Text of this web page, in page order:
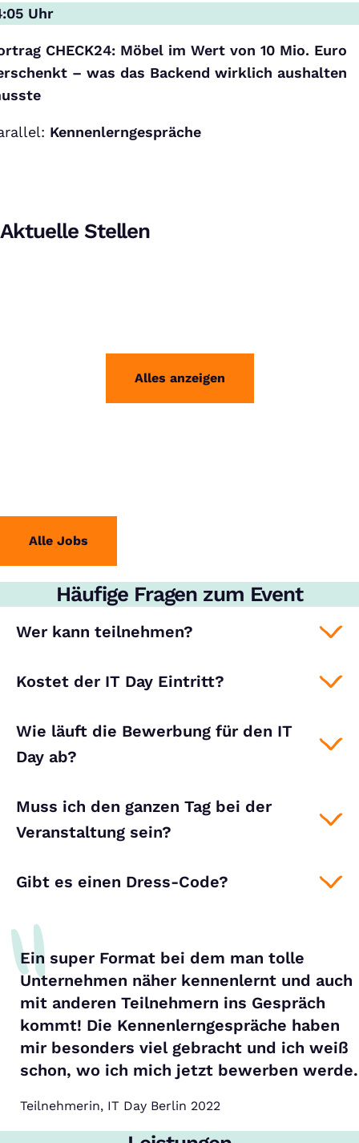
Uhr
CHECK24: Möbel im Wert von 10 Mio. Euro
– was das Backend wirklichaushalten
Kennenlerngespräche
Alles anzeigen
Aktuelle Stellen
Alle Jobs
Häufige Fragen zum Event
Wer kann teilnehmen?
Kostet der IT Day Eintritt?
Wie läuft die Bewerbung für den IT
Day ab?
Muss ich den ganzen Tag bei der
Veranstaltung sein?
Gibt es einen Dress-Code?
Ein super Format bei dem man tolle
Unternehmen näher kennenlernt und auch
mit anderen Teilnehmern ins Gespräch
kommt! Die Kennenlerngespräche haben
mir besonders viel gebracht und ich weiß
schon, wo ich mich jetzt bewerben werde.
Teilnehmerin, IT Day Berlin 2022